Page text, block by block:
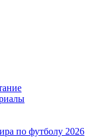
по футболу 2026